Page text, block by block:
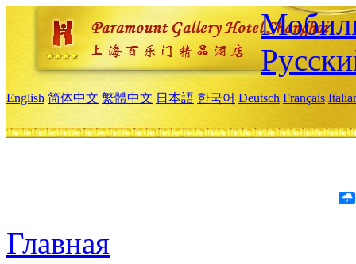
English 简体中文 繁體中文 日本語 한국어 Deutsch Français
Главная